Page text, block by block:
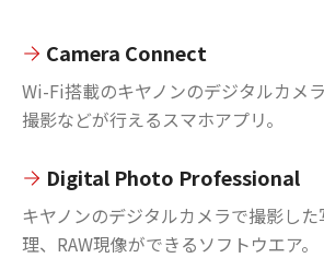
Camera Connect
Wi-Fi搭載のキヤノンのデジタルカメ
撮影などが行えるスマホアプリ。
Digital Photo Professional
キヤノンのデジタルカメラで撮影し
理、RAW現像ができるソフトウエア。